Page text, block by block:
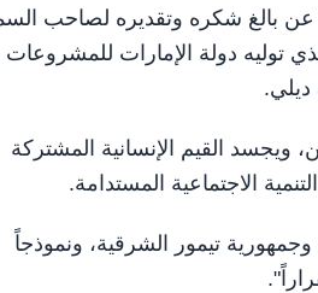
عن بالغ شكره وتقديره لصاحب
توليه دولة الإمارات للمشروعات
ديلي.
ويجسد القيم الإنسانية المشتركة
الاجتماعية المستدامة.
تيمور الشرقية، ونموذجاً